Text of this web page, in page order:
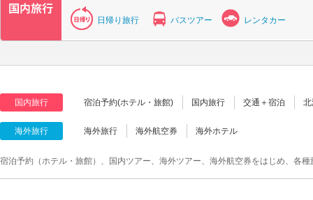
日帰り旅行 バスツアー レンタカー
国内旅行 宿泊予約(ホテル・旅館) 国内旅行 交通＋宿泊
海外旅行 海外旅行 海外航空券 海外ホテル
宿泊予約（ホテル・旅館）、国内ツアー、海外ツアー、海外航空券をはじめ、各